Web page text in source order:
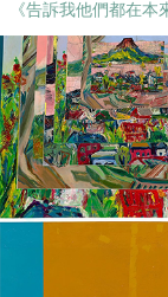
《告訴我他們都在本